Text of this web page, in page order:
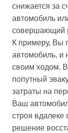
снижается за
автомобиль
совершающий
К примеру, Вы
автомобиль, и
своим ходом.
попутный
затраты на
Ваш
строя
решение